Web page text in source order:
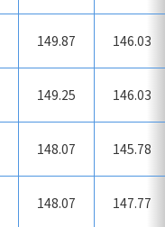
149.87 146.03
149.25 146.03
148.07 145.78
148.07 147.77